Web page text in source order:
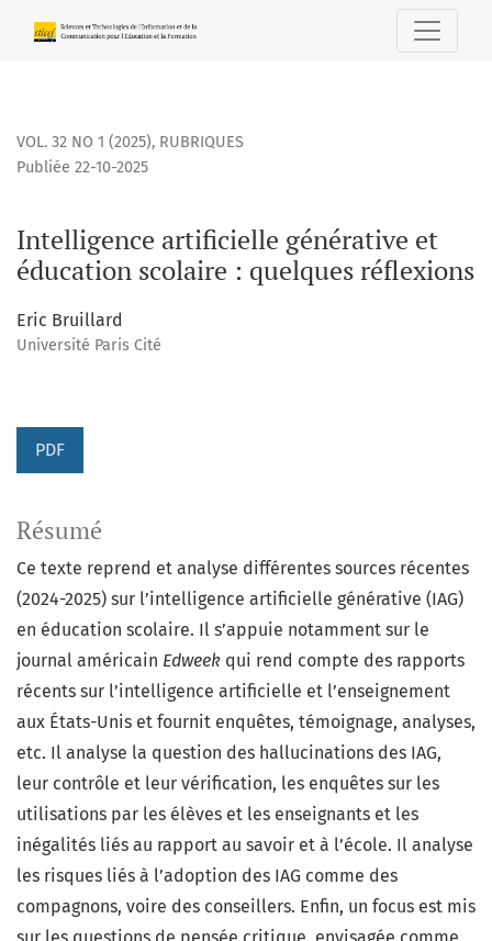
Intelligence artificielle générative et éducation scolaire :
VOL. 32 NO 1 (2025), RUBRIQUES
Intelligence artificielle générative et
éducation scolaire : quelques réflexions
Publiée 22-10-2025
Eric Bruillard
Université Paris Cité
PDF
Résumé
Ce texte reprend et analyse différentes sources récentes
(2024-2025) sur l’intelligence artificielle générative (IAG)
en éducation scolaire. Il s’appuie notamment sur le
journal américain Edweek qui rend compte des rapports
récents sur l’intelligence artificielle et l’enseignement
aux États-Unis et fournit enquêtes, témoignage, analyses,
etc. Il analyse la question des hallucinations des IAG,
leur contrôle et leur vérification, les enquêtes sur les
utilisations par les élèves et les enseignants et les
inégalités liés au rapport au savoir et à l’école. Il analyse
les risques liés à l’adoption des IAG comme des
compagnons, voire des conseillers. Enfin, un focus est mis